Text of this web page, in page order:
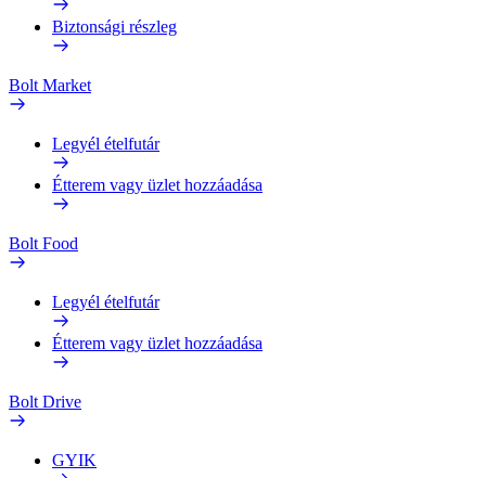
Biztonsági részleg
Bolt Market
Legyél ételfutár
Étterem vagy üzlet hozzáadása
Bolt Food
Legyél ételfutár
Étterem vagy üzlet hozzáadása
Bolt Drive
GYIK